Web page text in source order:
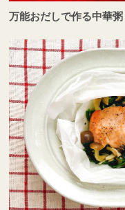
万能おだしで作る中華粥